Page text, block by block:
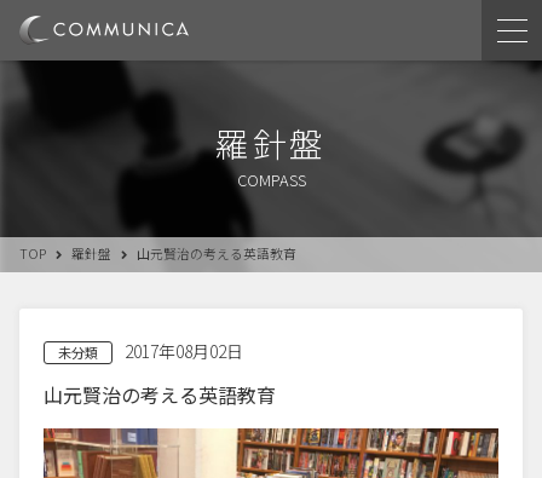
羅針盤
COMPASS
TOP 羅針盤 山元賢治の考える英語教育
未分類 2017年08月02日
山元賢治の考える英語教育